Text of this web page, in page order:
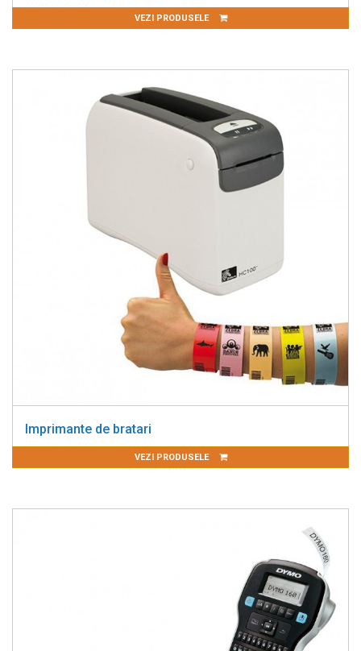
VEZI PRODUSELE
Imprimante de bratari
VEZI PRODUSELE